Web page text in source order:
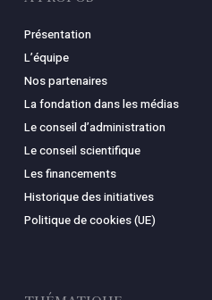
Présentation
L’équipe
Nos partenaires
La fondation dans les médias
Le conseil d’administration
Le conseil scientifique
Les financements
Historique des initiatives
Politique de cookies (UE)